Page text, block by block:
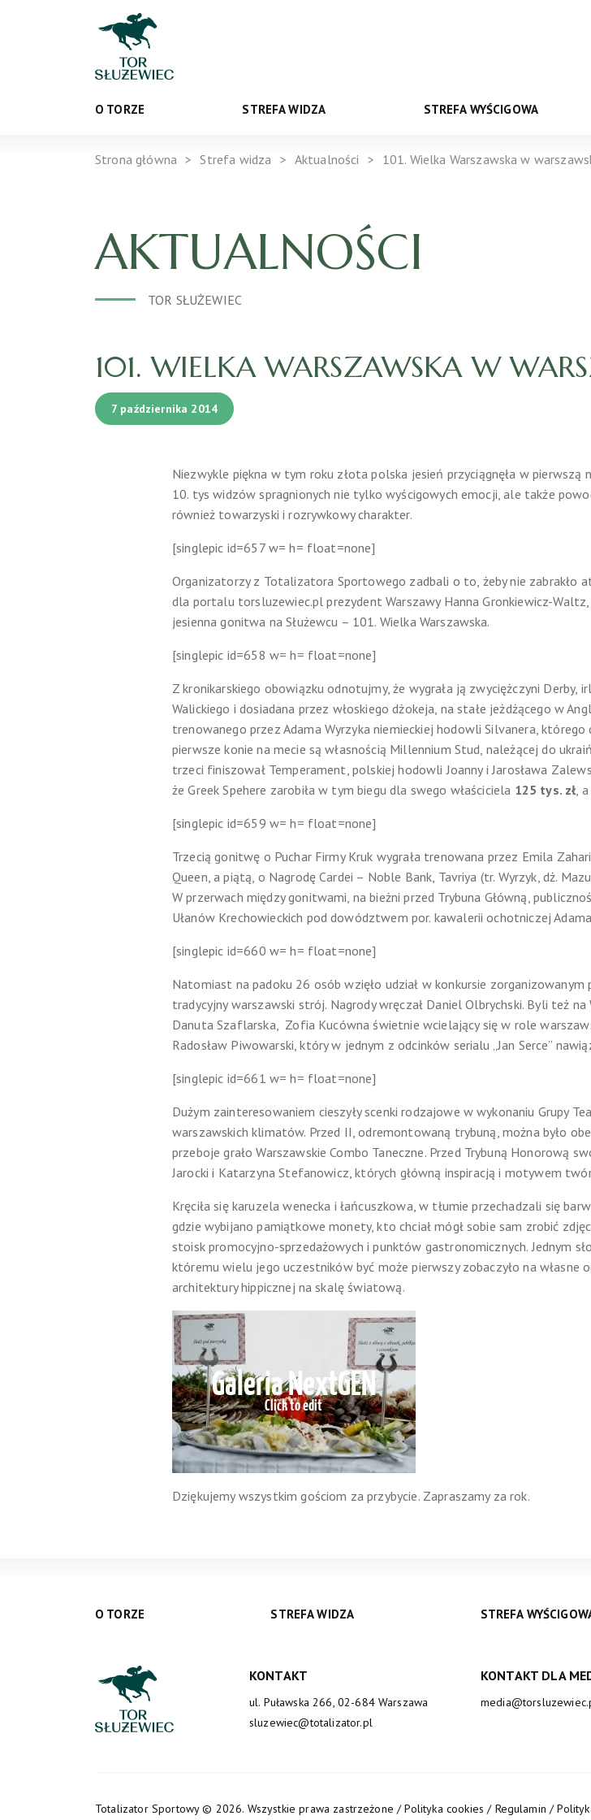
O TORZE STREFA WIDZA STREFA WYŚCIGOWA
Strona główna Strefa widza Aktualności 101. Wielka Warszawska w
AKTUALNOŚCI
TOR SŁUŻEWIEC
101. WIELKA WARSZAWSKA W
7 października 2014
Niezwykle piękna w tym roku złota polska jesień przyciągnęła w pierwszą
10. tys widzów spragnionych nie tylko wyścigowych emocji, ale także
również towarzyski i rozrywkowy charakter.
[singlepic id=657 w= h= float=none]
Organizatorzy z Totalizatora Sportowego zadbali o to, żeby nie zabrakło
dla portalu torsluzewiec.pl prezydent Warszawy Hanna Gronkiewicz-
jesienna gonitwa na Służewcu – 101. Wielka Warszawska.
[singlepic id=658 w= h= float=none]
Z kronikarskiego obowiązku odnotujmy, że wygrała ją zwyciężczyni Derby,
Walickiego i dosiadana przez włoskiego dżokeja, na stałe jeżdżącego w
trenowanego przez Adama Wyrzyka niemieckiej hodowli Silvanera,
pierwsze konie na mecie są własnością Millennium Stud, należącej do
trzeci finiszował Temperament, polskiej hodowli Joanny i Jarosława
że Greek Spehere zarobiła w tym biegu dla swego właściciela 125 tys. zł,
[singlepic id=659 w= h= float=none]
Trzecią gonitwę o Puchar Firmy Kruk wygrała trenowana przez Emila
Queen, a piątą, o Nagrodę Cardei – Noble Bank, Tavriya (tr. Wyrzyk, dż.
W przerwach między gonitwami, na bieżni przed Trybuna Główną,
Ułanów Krechowieckich pod dowództwem por. kawalerii ochotniczej
[singlepic id=660 w= h= float=none]
Natomiast na padoku 26 osób wzięło udział w konkursie zorganizowanym
tradycyjny warszawski strój. Nagrody wręczał Daniel Olbrychski. Byli też
Danuta Szaflarska, Zofia Kucówna świetnie wcielający się w role
Radosław Piwowarski, który w jednym z odcinków serialu „Jan Serce”
[singlepic id=661 w= h= float=none]
Dużym zainteresowaniem cieszyły scenki rodzajowe w wykonaniu Grupy
warszawskich klimatów. Przed II, odremontowaną trybuną, można było
przeboje grało Warszawskie Combo Taneczne. Przed Trybuną
Jarocki i Katarzyna Stefanowicz, których główną inspiracją i motywem
Kręciła się karuzela wenecka i łańcuszkowa, w tłumie przechadzali się
gdzie wybijano pamiątkowe monety, kto chciał mógł sobie sam zrobić
stoisk promocyjno-sprzedażowych i punktów gastronomicznych. Jednym
któremu wielu jego uczestników być może pierwszy zobaczyło na własne
architektury hippicznej na skalę światową.
Dziękujemy wszystkim gościom za przybycie. Zapraszamy za rok.
O TORZE STREFA WIDZA STREFA
KONTAKT
ul. Puławska 266, 02-684 Warszawa
sluzewiec@totalizator.pl
KONTAKT DLA
Totalizator Sportowy© 2026. Wszystkie prawa zastrzeżone /Polityka cookies / Regulamin /